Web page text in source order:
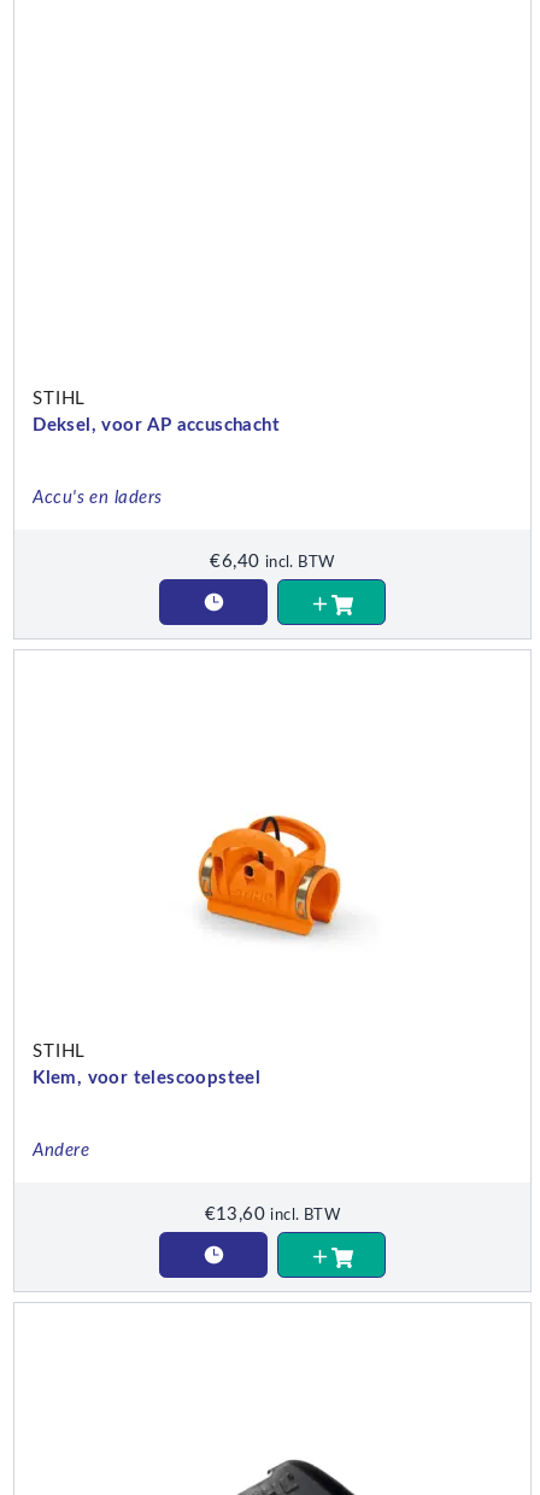
STIHL
Deksel, voor AP accuschacht
Accu's en laders
€6,40 incl. BTW
STIHL
Klem, voor telescoopsteel
Andere
€13,60 incl. BTW